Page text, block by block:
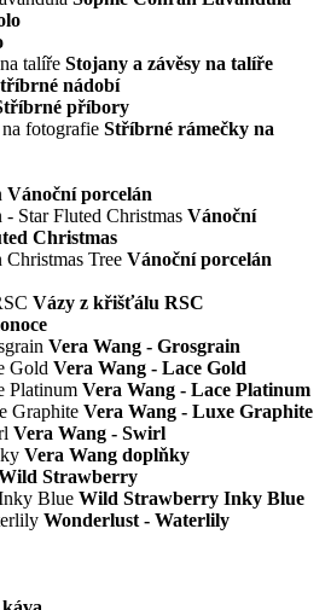
Stojany a závěsy na talíře
nádobí
příbory
Stříbrné rámečky na
Vánoční porcelán
Vánoční
Christmas
Vánoční porcelán
Vázy z křišťálu RSC
Vera Wang - Grosgrain
Vera Wang - Lace Gold
Vera Wang - Lace Platinum
Vera Wang - Luxe Graphite
Vera Wang - Swirl
Vera Wang doplňky
Strawberry
Wild Strawberry Inky Blue
Wonderlust - Waterlily